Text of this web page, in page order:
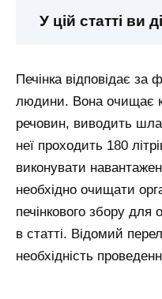
У цій статті ви
Печінка відповідає за
людини. Вона очищає
речовин, виводить
неї проходить 180
виконувати
необхідно очищати
печінкового збору для
в статті. Відомий
необхідність